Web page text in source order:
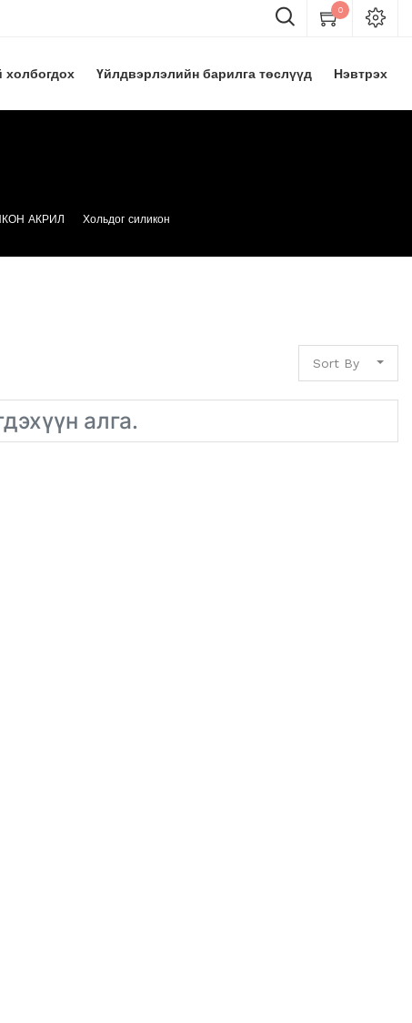
0
холбогдох Үйлдвэрлэлийн барилга төслүүд Нэвтрэх
АКРИЛ Хольдог силикон
Sort By
алга.